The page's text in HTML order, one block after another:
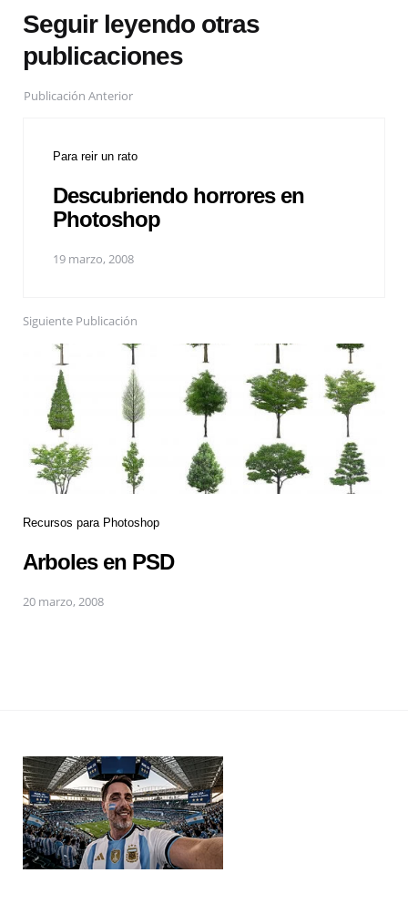
Seguir leyendo otras
publicaciones
Publicación Anterior
Para reir un rato
Descubriendo horrores en
Photoshop
19 marzo, 2008
Siguiente Publicación
Recursos para Photoshop
Arboles en PSD
20 marzo, 2008